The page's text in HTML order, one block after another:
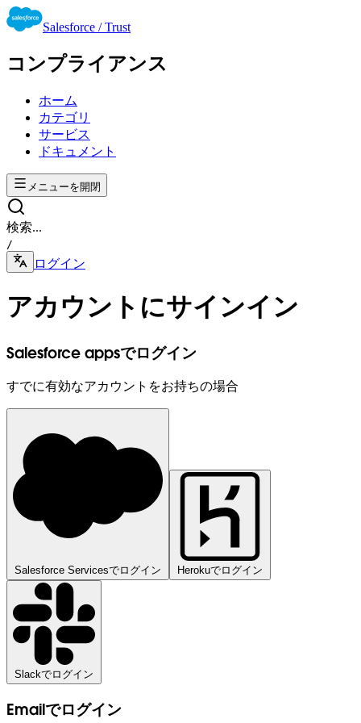
Salesforce / Trust
コンプライアンス
ホーム
カテゴリ
サービス
ドキュメント
メニューを開閉
検索...
/
ログイン
アカウントにサインイン
Salesforce appsでログイン
すでに有効なアカウントをお持ちの場合
Salesforce Servicesでログイン Herokuでログイン
Slackでログイン
Emailでログイン